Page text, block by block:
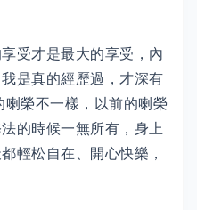
受才是最大的享受，內
是真的經歷過，才深有
榮不一樣，以前的喇榮
的時候一無所有，身上
輕松自在、開心快樂，